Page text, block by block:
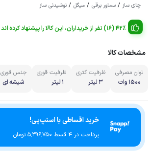
چای ساز / سماور برقی / میگل / نوشیدنی ساز
42% (16) نفر از خریداران، این کالا را پیشنهاد کرده اند
مشخصات کالا
توان مصرفی
1500 وات
ظرفیت کتری
3 لیتر
ظرفیت قوری
1 لیتر
جنس قوری
شیشه ای
خرید اقساطی با اسنپ‌پی!
پرداخت در 4 قسط ۵٬۳۹۶٬۷۵۰ تومان